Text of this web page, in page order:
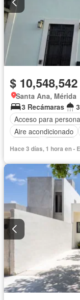
$
Santa Ana, Mérida
3 Recámaras
Acceso para
Aire acondicionado
Estacionamiento
Recámara con closet
Zonas verdes
Hace 3 días, 1 hora en -